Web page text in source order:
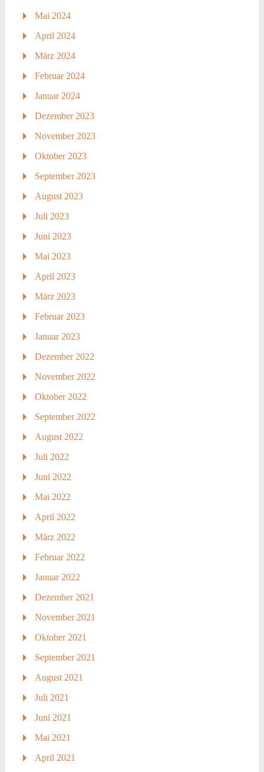
Mai 2024
April 2024
März 2024
Februar 2024
Januar 2024
Dezember 2023
November 2023
Oktober 2023
September 2023
August 2023
Juli 2023
Juni 2023
Mai 2023
April 2023
März 2023
Februar 2023
Januar 2023
Dezember 2022
November 2022
Oktober 2022
September 2022
August 2022
Juli 2022
Juni 2022
Mai 2022
April 2022
März 2022
Februar 2022
Januar 2022
Dezember 2021
November 2021
Oktober 2021
September 2021
August 2021
Juli 2021
Juni 2021
Mai 2021
April 2021